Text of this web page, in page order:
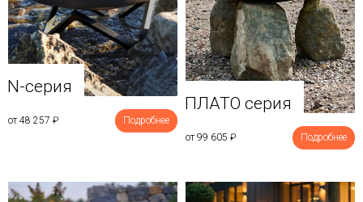
N-серия
от 48 257 ₽ Подробнее
ПЛАТО серия
от 99 605 ₽ Подробнее